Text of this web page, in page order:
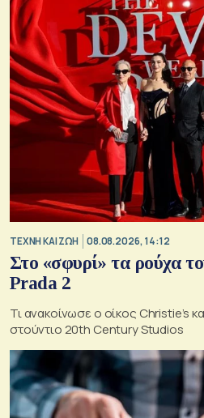
TΕΧΝΗ ΚΑΙ ΖΩΗ 08.08.2026, 14:12
Στο «σφυρί» τα ρούχα
Prada 2
Τι ανακοίνωσε ο οίκος Christie’s
στούντιο 20th Century Studios